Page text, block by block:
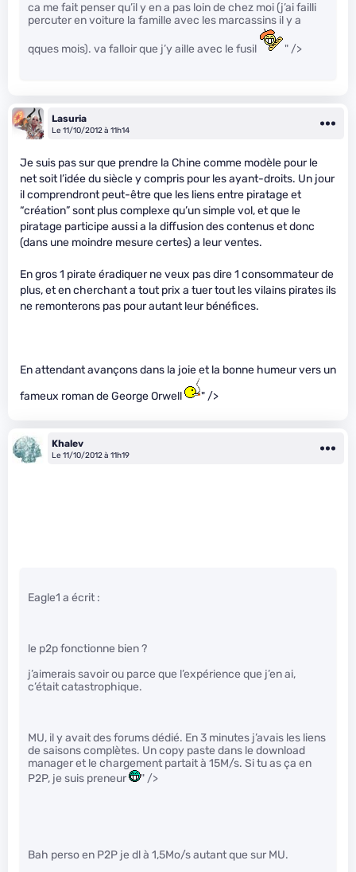
ca me fait penser qu’il y en a pas loin de chez moi (j’ai failli
percuter en voiture la famille avec les marcassins il y a
qques mois). va falloir que j’y aille avec le fusil " />
Lasuria
Le 11/10/2012 à 11h14
Je suis pas sur que prendre la Chine comme modèle pour le
net soit l’idée du siècle y compris pour les ayant-droits. Un jour
il comprendront peut-être que les liens entre piratage et
“création” sont plus complexe qu’un simple vol, et que le
piratage participe aussi a la diffusion des contenus et donc
(dans une moindre mesure certes) a leur ventes.
En gros 1 pirate éradiquer ne veux pas dire 1 consommateur de
plus, et en cherchant a tout prix a tuer tout les vilains pirates ils
ne remonterons pas pour autant leur bénéfices.
En attendant avançons dans la joie et la bonne humeur vers un
fameux roman de George Orwell
" />
Khalev
Le 11/10/2012 à 11h19
Eagle1 a écrit :
le p2p fonctionne bien ?
j’aimerais savoir ou parce que l’expérience que j’en ai,
c’était catastrophique.
MU, il y avait des forums dédié. En 3 minutes j’avais les liens
de saisons complètes. Un copy paste dans le download
manager et le chargement partait à 15M/s. Si tu as ça en
P2P, je suis preneur
" />
Bah perso en P2P je dl à 1,5Mo/s autant que sur MU.